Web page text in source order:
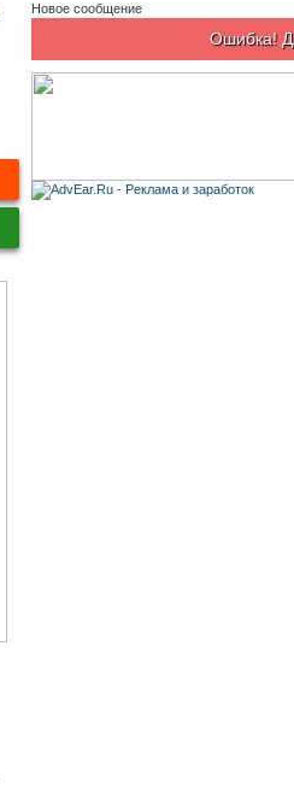
Новое сообщение
Ошибка!